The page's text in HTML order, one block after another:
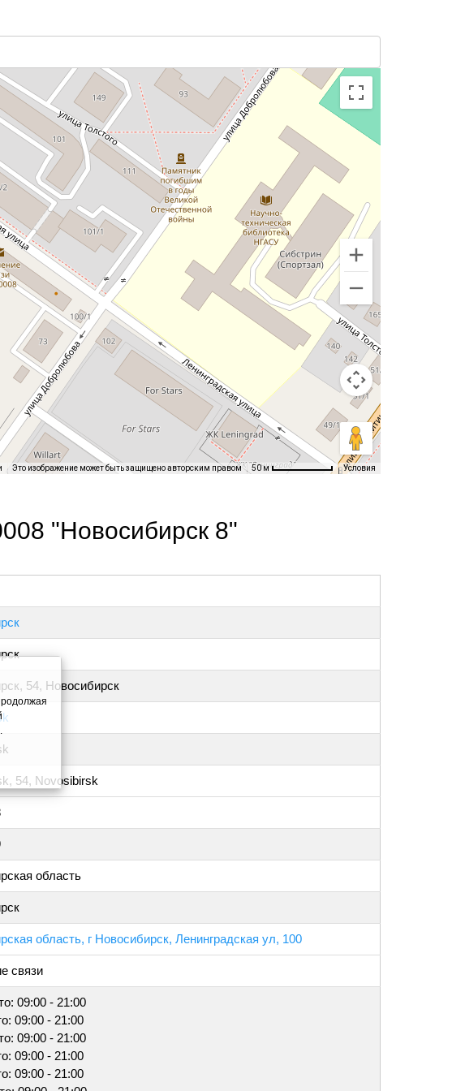
Это изображение может быть защищено авторским правом 50 м Условия
"Новосибирск 8"
54, Новосибирск
54, Novosibirsk
область
область, г Новосибирск, Ленинградская ул, 100
связи
09:00 - 21:00
09:00 - 21:00
09:00 - 21:00
09:00 - 21:00
09:00 - 21:00